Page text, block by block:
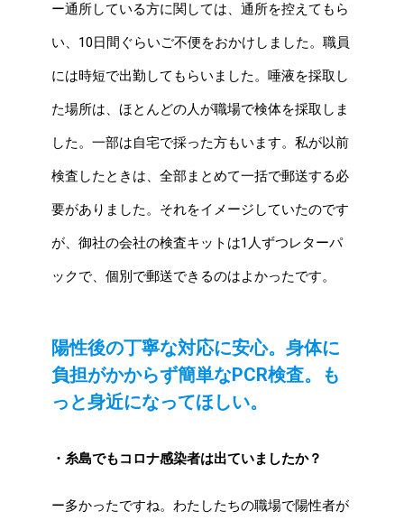
ー通所している方に関しては、通所を控えてもら
い、10日間ぐらいご不便をおかけしました。職員
には時短で出勤してもらいました。唾液を採取し
た場所は、ほとんどの人が職場で検体を採取しま
した。一部は自宅で採った方もいます。私が以前
検査したときは、全部まとめて一括で郵送する必
要がありました。それをイメージしていたのです
が、御社の会社の検査キットは1人ずつレターパ
ックで、個別で郵送できるのはよかったです。
陽性後の丁寧な対応に安心。身体に
負担がかからず簡単なPCR検査。
も
っと身近になってほしい。
・糸島でもコロナ感染者は出ていましたか？
ー多かったですね。わたしたちの職場で陽性者が